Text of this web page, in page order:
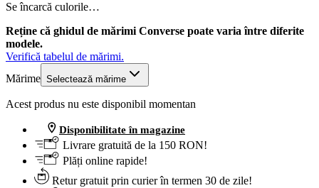
Se încarcă culorile…
Reține că ghidul de mărimi Converse poate varia între diferite
modele.
Verifică tabelul de mărimi.
Mărime Selectează mărime
Acest produs nu este disponibil momentan
Disponibilitate în magazine
Livrare gratuită de la 150 RON!
Plăți online rapide!
Retur gratuit prin curier în termen 30 de zile!